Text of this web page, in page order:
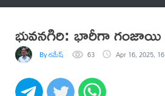
భువనగిరి: భారీగా గంజాయి
By రమేష్ 63 Apr 16, 2025,